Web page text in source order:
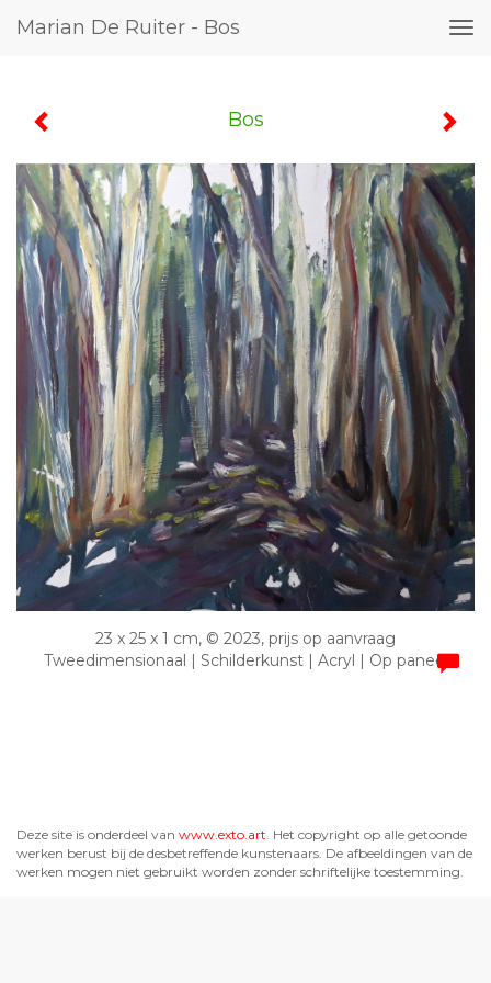
Marian De Ruiter - Bos
Bos
23 x 25 x 1 cm, © 2023, prijs op aanvraag
Tweedimensionaal | Schilderkunst | Acryl | Op paneel
Deze site is onderdeel van www.exto.art . Het copyright op alle getoonde
werken berust bij de desbetreffende kunstenaars. De afbeeldingen van de
werken mogen niet gebruikt worden zonder schriftelijke toestemming.